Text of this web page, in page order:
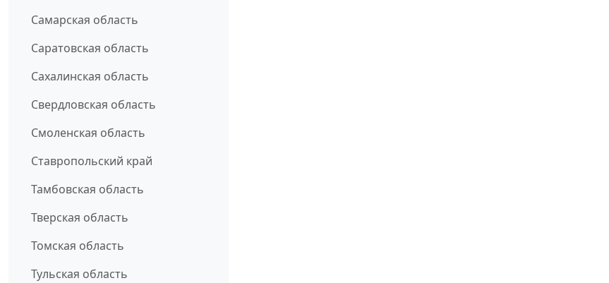
Самарская область
Саратовская область
Сахалинская область
Свердловская область
Смоленская область
Ставропольский край
Тамбовская область
Тверская область
Томская область
Тульская область